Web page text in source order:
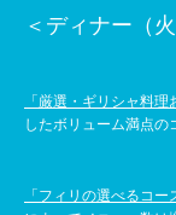
＜ディナー（
「厳選・ギリシャ料理
したボリューム満点の
「フィリの選べるコー